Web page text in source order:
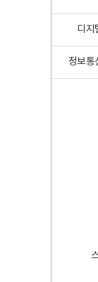
디지
정보통